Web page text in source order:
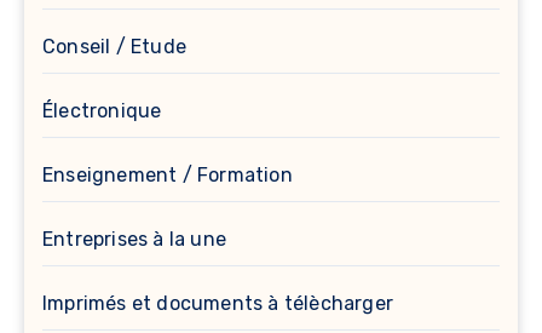
Conseil / Etude
Électronique
Enseignement / Formation
Entreprises à la une
Imprimés et documents à télècharger